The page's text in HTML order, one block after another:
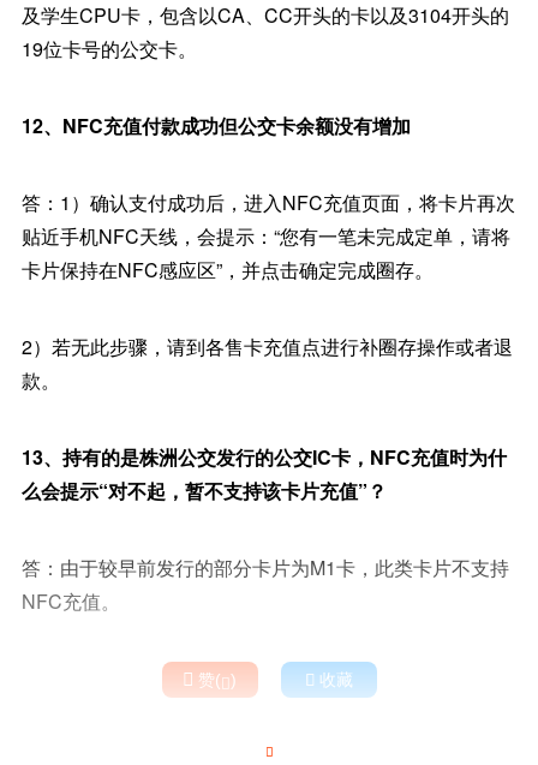
及学生CPU卡，包含以CA、CC开头的卡以及3104开头的
19位卡号的公交卡。
12、NFC充值付款成功但公交卡余额没有增加
答：1）确认支付成功后，进入NFC充值页面，将卡片再次
贴近手机NFC天线，会提示：“您有一笔未完成定单，请将
卡片保持在NFC感应区”，并点击确定完成圈存。
2）若无此步骤，请到各售卡充值点进行补圈存操作或者退
款。
13、持有的是株洲公交发行的公交IC卡，NFC充值时为什
么会提示“对不起，暂不支持该卡片充值”？
答：由于较早前发行的部分卡片为M1卡，此类卡片不支持
NFC充值。
 赞()  收藏
